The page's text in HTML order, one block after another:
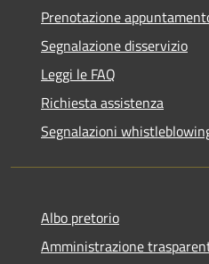
Prenotazione
Segnalazione disservizio
Leggi le FAQ
Richiesta assistenza
Segnalazioni
Albo pretorio
Amministrazione